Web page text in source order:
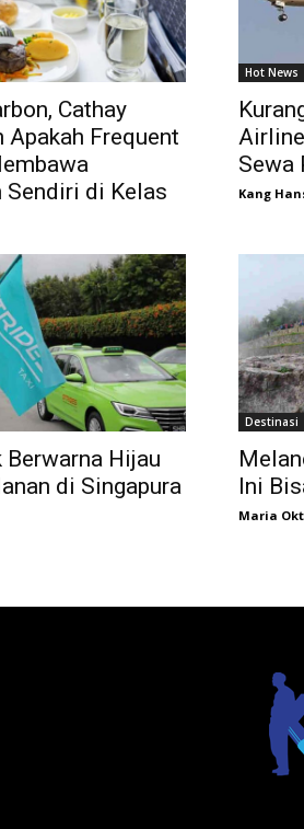
Cathay
Apakah Frequent
Sendiri di Kelas
Hot News
Sewa
Kang
Hijau
di Singapura
Destinasi
Ini
Maria